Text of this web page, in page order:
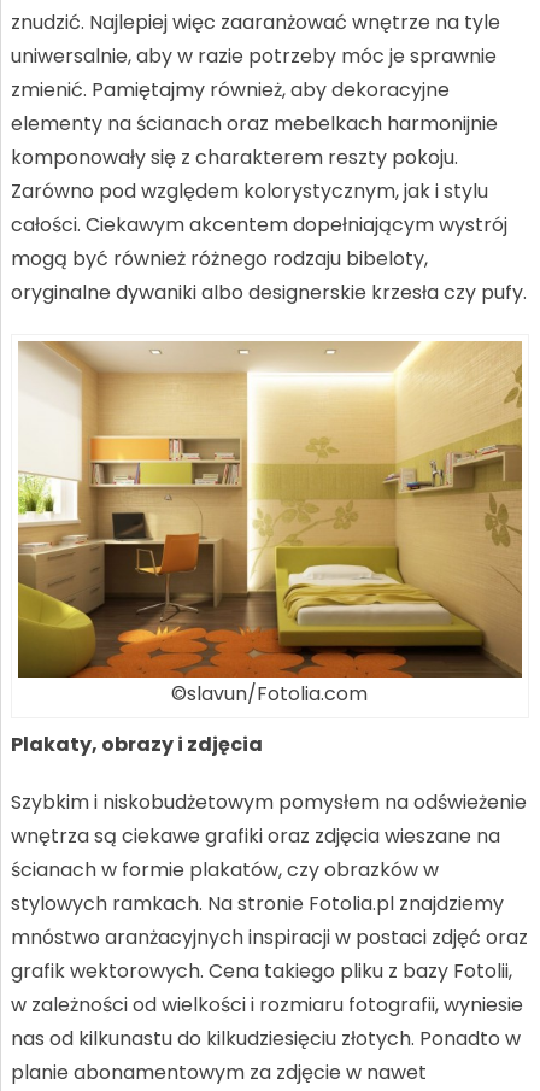
znudzić. Najlepiej więc zaaranżować wnętrze na tyle
uniwersalnie, aby w razie potrzeby móc je sprawnie
zmienić. Pamiętajmy również, aby dekoracyjne
elementy na ścianach oraz mebelkach harmonijnie
komponowały się z charakterem reszty pokoju.
Zarówno pod względem kolorystycznym, jak i stylu
całości. Ciekawym akcentem dopełniającym wystrój
mogą być również różnego rodzaju bibeloty,
oryginalne dywaniki albo designerskie krzesła czy pufy.
©slavun/Fotolia.com
Plakaty, obrazy i zdjęcia
Szybkim i niskobudżetowym pomysłem na odświeżenie
wnętrza są ciekawe grafiki oraz zdjęcia wieszane na
ścianach w formie plakatów, czy obrazków w
stylowych ramkach. Na stronie Fotolia.pl znajdziemy
mnóstwo aranżacyjnych inspiracji w postaci zdjęć oraz
grafik wektorowych. Cena takiego pliku z bazy Fotolii,
w zależności od wielkości i rozmiaru fotografii, wyniesie
nas od kilkunastu do kilkudziesięciu złotych. Ponadto w
planie abonamentowym za zdjęcie w nawet